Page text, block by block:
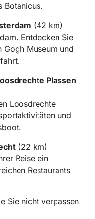
Botanicus.
(42 km)
Entdecken Sie
Gogh Museum und
Plassen
Loosdrechte
und
(22 km)
Reise ein
Restaurants
Sie nicht verpassen